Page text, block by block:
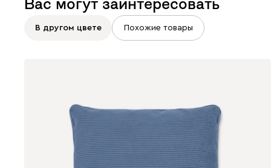
Вас могут заинтересовать
В другом цвете Похожие товары